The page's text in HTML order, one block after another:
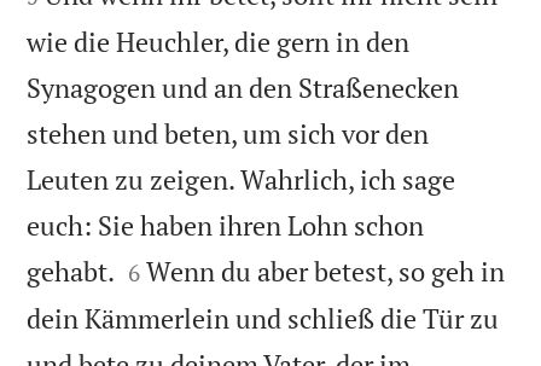
wie die Heuchler, die gern in den
Synagogen und an den Straßenecken
stehen und beten, um sich vor den
Leuten zu zeigen. Wahrlich, ich sage
euch: Sie haben ihren Lohn schon
gehabt. 

6 Wenn du aber betest, so geh in
dein Kämmerlein und schließ die Tür zu